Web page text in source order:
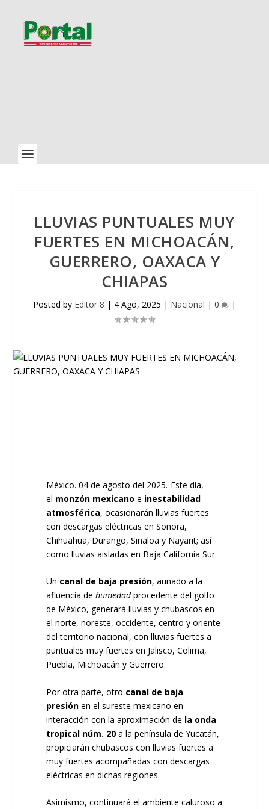
LLUVIAS PUNTUALES MUY
FUERTES EN MICHOACÁN,
GUERRERO, OAXACA Y
CHIAPAS
Posted by Editor 8 | 4 Ago, 2025 | Nacional | 0 |
México. 04 de agosto del 2025.-Este día,
el monzón mexicano e inestabilidad
atmosférica, ocasionarán lluvias fuertes
con descargas eléctricas en Sonora,
Chihuahua, Durango, Sinaloa y Nayarit; así
como lluvias aisladas en Baja California Sur.
Un canal de baja presión, aunado a la
afluencia de humedadprocedente del golfo
de México, generará lluvias y chubascos en
el norte, noreste, occidente, centro y oriente
del territorio nacional, con lluvias fuertes a
puntuales muy fuertes en Jalisco, Colima,
Puebla, Michoacán y Guerrero.
Por otra parte, otro canal de baja
presiónen el sureste mexicano en
interacción con la aproximación de la onda
tropical núm. 20a la península de Yucatán,
propiciarán chubascos con lluvias fuertes a
muy fuertes acompañadas con descargas
eléctricas en dichas regiones.
Asimismo, continuará el ambiente caluroso a